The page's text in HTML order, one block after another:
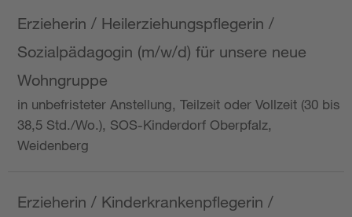
Erzieherin / Heilerziehungspflegerin /
Sozialpädagogin (m/w/d) für unsere neue
Wohngruppe
in unbefristeter Anstellung, Teilzeit oder Vollzeit (30 bis
38,5 Std./Wo.), SOS-Kinderdorf Oberpfalz,
Weidenberg
Erzieherin / Kinderkrankenpflegerin /